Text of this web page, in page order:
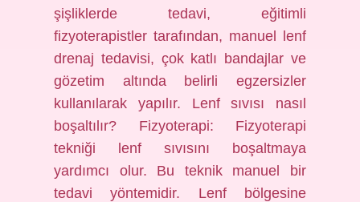
şişliklerde tedavi, eğitimli
fizyoterapistler tarafından, manuel lenf
drenaj tedavisi, çok katlı bandajlar ve
gözetim altında belirli egzersizler
kullanılarak yapılır. Lenf sıvısı nasıl
boşaltılır? Fizyoterapi: Fizyoterapi
tekniği lenf sıvısını boşaltmaya
yardımcı olur. Bu teknik manuel bir
tedavi yöntemidir. Lenf bölgesine